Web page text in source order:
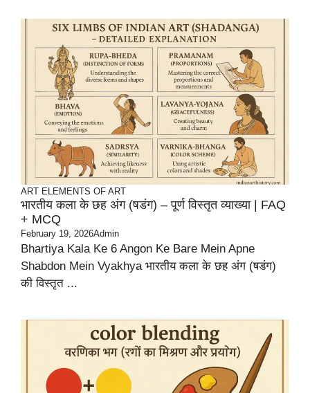
ART ELEMENTS OF ART
भारतीय कला के छह अंग (षडंग) – पूर्ण विस्तृत व्याख्या | FAQ
+ MCQ
February 19, 2026Admin
Bhartiya Kala Ke 6 Angon Ke Bare Mein Apne
Shabdon Mein Vyakhya भारतीय कला के छह अंग (षडंग)
की विस्तृत ...